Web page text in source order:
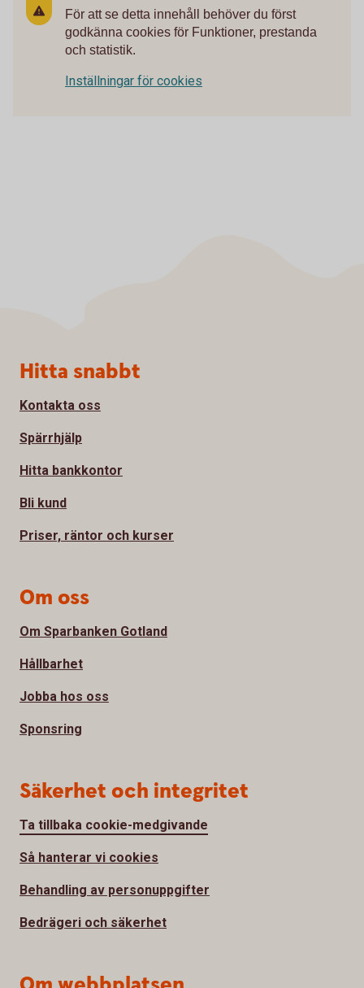
För att se detta innehåll behöver du först
godkänna cookies för Funktioner, prestanda
och statistik.
Inställningar för cookies
Sidfot
Hitta snabbt
Kontakta oss
Spärrhjälp
Hitta bankkontor
Bli kund
Priser, räntor och kurser
Om oss
Om Sparbanken Gotland
Hållbarhet
Jobba hos oss
Sponsring
Säkerhet och integritet
Ta tillbaka cookie-medgivande
Så hanterar vi cookies
Behandling av personuppgifter
Bedrägeri och säkerhet